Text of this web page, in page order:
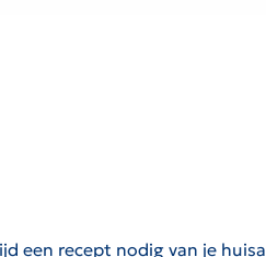
een recept nodig van je